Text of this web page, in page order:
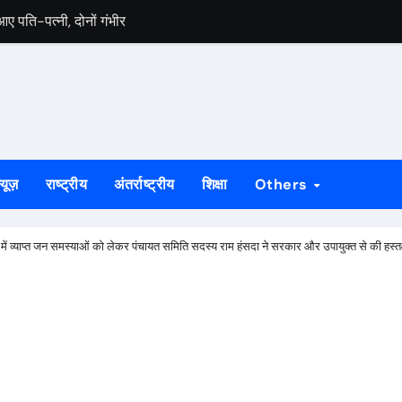
पति-पत्नी, दोनों गंभीर
तकनीकी मानकों के अनुरूप: 15 अगस्त तक पूरा करने का लक्ष्य
लेकर विधायक पूर्णिमा साहू ने विधानसभा कक्ष में मुख्यमंत्री हेमंत सोरेन से
नाम सूची से कटने की आशंका, 4 सितंबर तक दावा-आपत्ति का मौका
और संगठन मजबूती पर दिया गया जोर, पूर्व मंत्री ने दी दिशा निर्देश
राष्ट्रीय अंतर्राष्ट्रीय शिक्षा Others
में व्याप्त जन समस्याओं को लेकर पंचायत समिति सदस्य राम हंसदा ने सरकार और उपायुक्त से की